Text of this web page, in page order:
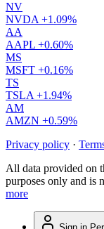
NV
NVDA +1.09%
AA
AAPL +0.60%
MS
MSFT +0.16%
TS
TSLA +1.94%
AM
AMZN +0.59%
Privacy policy ·
All data provided on
purposes only and is
more